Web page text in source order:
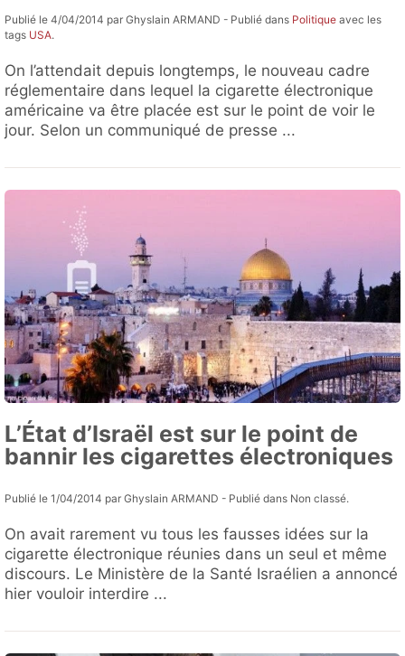
Publié le 4/04/2014 par Ghyslain ARMAND - Publié dans Politique avec les
tags USA.
On l’attendait depuis longtemps, le nouveau cadre
réglementaire dans lequel la cigarette électronique
américaine va être placée est sur le point de voir le
jour. Selon un communiqué de presse ...
L’État d’Israël est sur le point de
bannir les cigarettes électroniques
Publié le 1/04/2014 par Ghyslain ARMAND - Publié dans Non classé.
On avait rarement vu tous les fausses idées sur la
cigarette électronique réunies dans un seul et même
discours. Le Ministère de la Santé Israélien a annoncé
hier vouloir interdire ...